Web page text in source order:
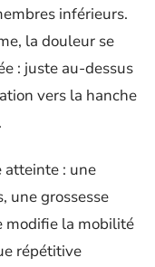
inférieurs.
la douleur se
: juste au-dessus
vers la hanche
atteinte : une
une grossesse
modifie la mobilité
répétitive